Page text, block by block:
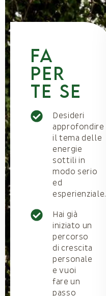
fa
per
te se
Desideri
approfondire
il tema delle
energie
sottili in
modo serio
ed
esperienziale.
Hai già
iniziato un
percorso
di crescita
personale
e vuoi
fare un
passo